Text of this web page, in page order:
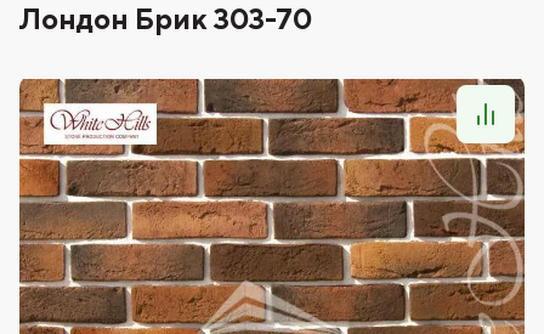
Лондон Брик 303-70